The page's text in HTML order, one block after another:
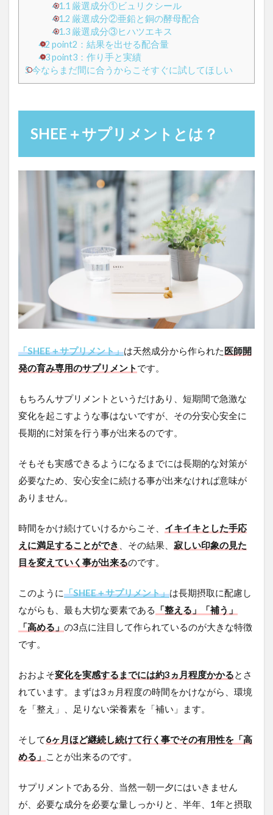
4.1.1厳選成分①ビュリクシール
4.1.2 厳選成分②亜鉛と銅の酵母配合
4.1.3厳選成分③ヒハツエキス
4.2 point2：結果を出せる配合量
4.3point3：作り手と実績
5今ならまだ間に合うからこそすぐに試してほしい
SHEE＋サプリメントとは？
「SHEE＋サプリメント」は天然成分から作られた医師開
発の育み専用のサプリメント です。
もちろんサプリメントというだけあり、短期間で急激な
変化を起こすような事はないですが、その分安心安全に
長期的に対策を行う事が出来るのです。
そもそも実感できるようになるまでには長期的な対策が
必要なため、安心安全に続ける事が出来なければ意味が
ありません。
時間をかけ続けていけるからこそ、 イキイキとした手応
えに満足することができ
、その結果、 寂しい印象の見た
目を変えていく事が出来るのです。
このように「SHEE＋サプリメント」は長期摂取に配慮し
ながらも、最も大切な要素である
「整える」
「補う」
「高める」 の3点に注目して作られているのが大きな特徴
です。
おおよそ変化を実感するまでには約3ヵ月程度かかるとさ
れています。まずは3ヵ月程度の時間をかけながら、環境
を「整え」、足りない栄養素を「補い」ます。
そして6ヶ月ほど継続し続けて行く事でその有用性を「高
める」 ことが出来るのです。
サプリメントである分、当然一朝一夕にはいきません
が、必要な成分を必要な量しっかりと、半年、1年と摂取